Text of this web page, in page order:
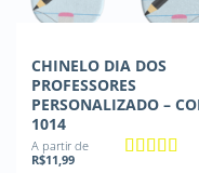
CHINELO DIA DOS
PROFESSORES
PERSONALIZADO –
1014
A partir de
R$11,99